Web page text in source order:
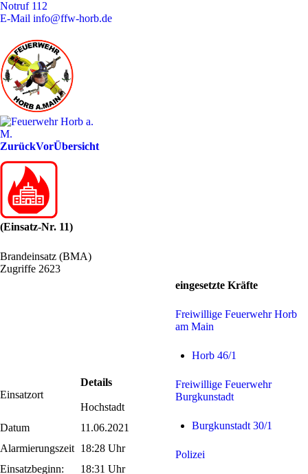
Notruf 112
E-Mail info@ffw-horb.de
ZurückVorÜbersicht
(Einsatz-Nr. 11)
Brandeinsatz (BMA)
Zugriffe 2623
Einsatzort
Details
Hochstadt
Datum
11.06.2021
Alarmierungszeit 18:28 Uhr
Einsatzbeginn:
18:31 Uhr
eingesetzte Kräfte
Freiwillige Feuerwehr Horb
am Main
Horb 46/1
Freiwillige Feuerwehr
Burgkunstadt
Burgkunstadt 30/1
Polizei